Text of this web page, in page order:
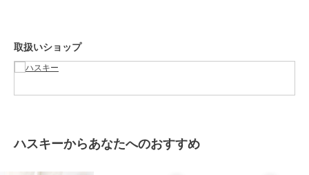
期間限定セール開催中
商品カテゴリ シューズ ／スリッポン
取扱いショップ
ハスキーからあなたへのおすすめ